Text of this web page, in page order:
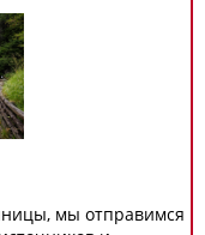
мы отправимся